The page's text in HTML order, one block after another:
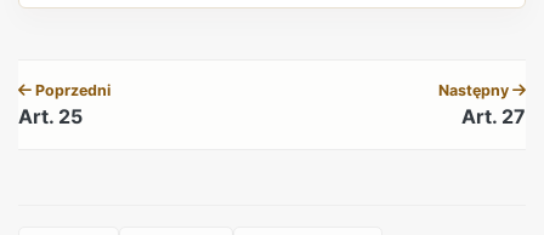
Poprzedni
Art. 25
Następny
Art. 27